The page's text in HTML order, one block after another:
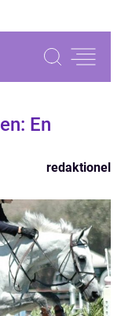
En
redaktionel